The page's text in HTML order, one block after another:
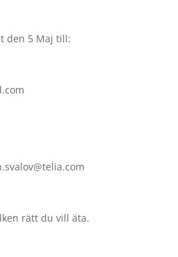
den 5 Maj till:
rätt du vill äta.